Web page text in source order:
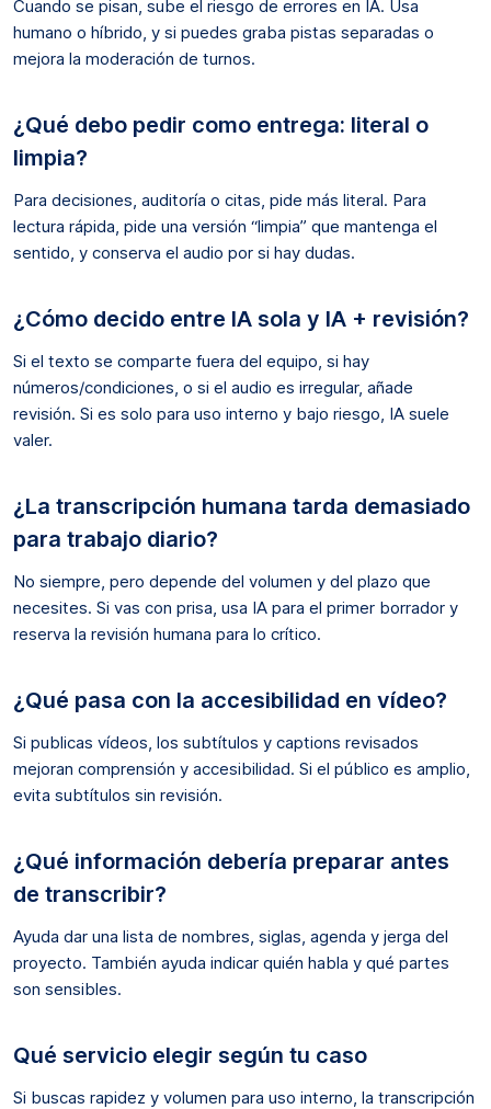
Cuando se pisan, sube el riesgo de errores en IA. Usa
humano o híbrido, y si puedes graba pistas separadas o
mejora la moderación de turnos.
¿Qué debo pedir como entrega: literal o
limpia?
Para decisiones, auditoría o citas, pide más literal. Para
lectura rápida, pide una versión “limpia” que mantenga el
sentido, y conserva el audio por si hay dudas.
¿Cómo decido entre IA sola y IA + revisión?
Si el texto se comparte fuera del equipo, si hay
números/condiciones, o si el audio es irregular, añade
revisión. Si es solo para uso interno y bajo riesgo, IA suele
valer.
¿La transcripción humana tarda demasiado
para trabajo diario?
No siempre, pero depende del volumen y del plazo que
necesites. Si vas con prisa, usa IA para el primer borrador y
reserva la revisión humana para lo crítico.
¿Qué pasa con la accesibilidad en vídeo?
Si publicas vídeos, los subtítulos y captions revisados
mejoran comprensión y accesibilidad. Si el público es amplio,
evita subtítulos sin revisión.
¿Qué información debería preparar antes
de transcribir?
Ayuda dar una lista de nombres, siglas, agenda y jerga del
proyecto. También ayuda indicar quién habla y qué partes
son sensibles.
Qué servicio elegir según tu caso
Si buscas rapidez y volumen para uso interno, la transcripción